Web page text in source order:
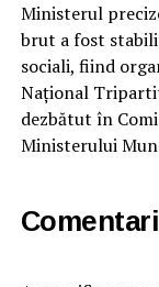
Ministerul
brut a fost
sociali, fiind
Naţional
dezbătut în
Ministerului